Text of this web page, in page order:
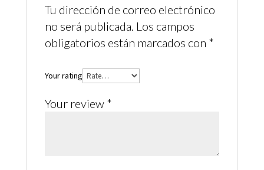
Tu dirección de correo electrónico
no será publicada. Los campos
obligatorios están marcados con *
Your rating
Your review *